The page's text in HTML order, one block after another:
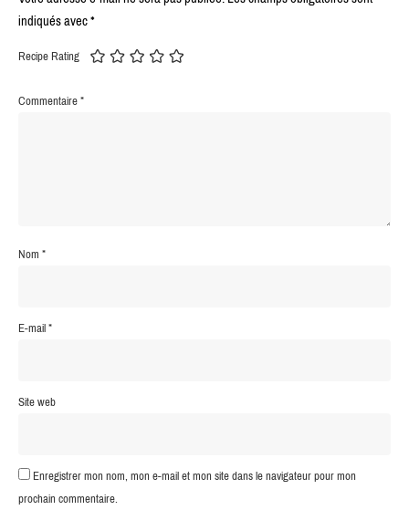
indiqués avec*
Recipe Rating
Commentaire*
Nom*
E-mail*
Site web
Enregistrer mon nom, mon e-mail et mon site dans le navigateur pour mon
prochain commentaire.